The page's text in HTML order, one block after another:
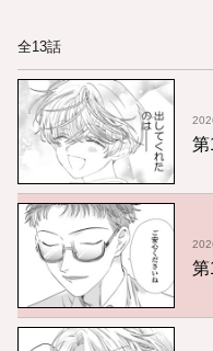
全13話
第
第